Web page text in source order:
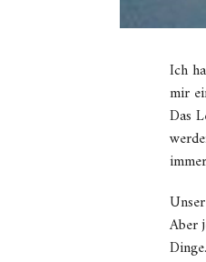
Ich
mir
Das
Aber